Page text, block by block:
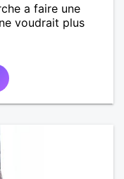
a faire une
voudrait plus